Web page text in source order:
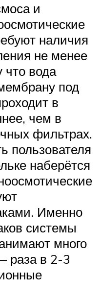
и
наличия
не менее
что вода
под
в
чем в
фильтрах.
пользователя
наберётся
Именно
системы
много
раза в 2-3